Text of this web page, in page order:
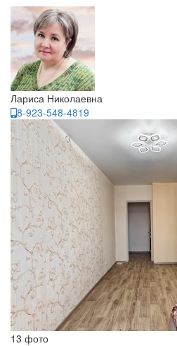
Лариса Николаевна
8-923-548-4819
13 фото